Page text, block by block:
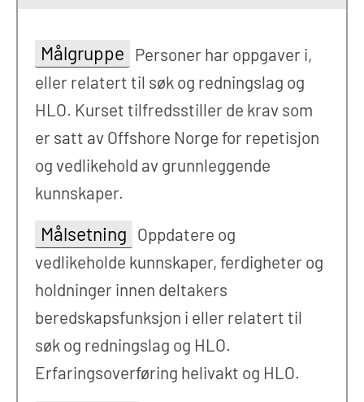
Målgruppe Personer har oppgaver i,
eller relatert til søk og redningslag og
HLO. Kurset tilfredsstiller de krav som
er satt av Offshore Norge for repetisjon
og vedlikehold av grunnleggende
kunnskaper.
Målsetning Oppdatere og
vedlikeholde kunnskaper, ferdigheter og
holdninger innen deltakers
beredskapsfunksjon i eller relatert til
søk og redningslag og HLO.
Erfaringsoverføring helivakt og HLO.